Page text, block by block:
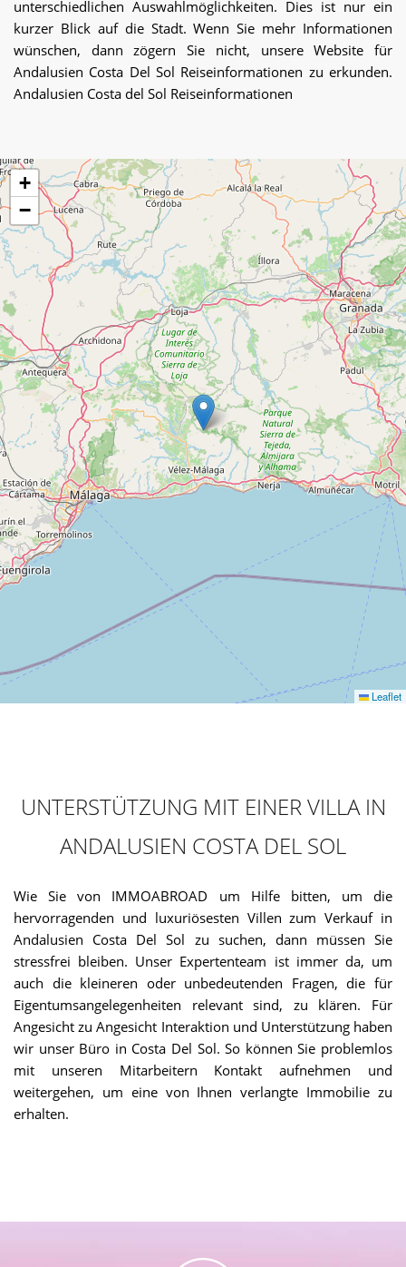
unterschiedlichen Auswahlmöglichkeiten. Dies ist nur ein
kurzer Blick auf die Stadt. Wenn Sie mehr Informationen
wünschen, dann zögern Sie nicht, unsere Website für
Andalusien Costa Del Sol Reiseinformationen zu erkunden.
Andalusien Costa del Sol Reiseinformationen
+
−
Leaflet
UNTERSTÜTZUNG MIT EINER VILLA IN
ANDALUSIEN COSTA DEL SOL
Wie Sie von IMMOABROAD um Hilfe bitten, um die
hervorragenden und luxuriösesten Villen zum Verkauf in
Andalusien Costa Del Sol zu suchen, dann müssen Sie
stressfrei bleiben. Unser Expertenteam ist immer da, um
auch die kleineren oder unbedeutenden Fragen, die für
Eigentumsangelegenheiten relevant sind, zu klären. Für
Angesicht zu Angesicht Interaktion und Unterstützung haben
wir unser Büro in Costa Del Sol. So können Sie problemlos
mit unseren Mitarbeitern Kontakt aufnehmen und
weitergehen, um eine von Ihnen verlangte Immobilie zu
erhalten.